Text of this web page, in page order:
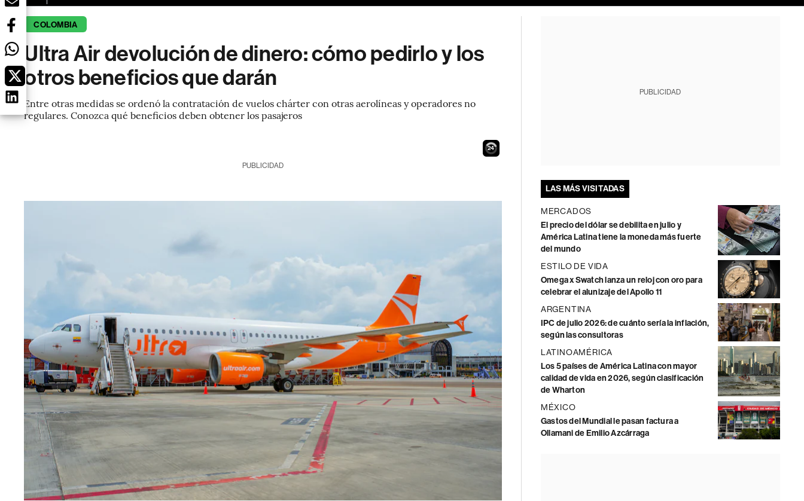
COLOMBIA
Ultra Air devolución de dinero: cómo pedirlo y los
otros beneficios que darán
Entre otras medidas se ordenó la contratación de vuelos chárter con otras aerolíneas y operadores no
regulares. Conozca qué beneficios deben obtener los pasajeros
23
PUBLICIDAD
PUBLICIDAD
LAS MÁS VISITADAS
MERCADOS
El precio del dólar se debilita en julio y
América Latina tiene la moneda más fuerte
del mundo
ESTILO DE VIDA
Omega x Swatch lanza un reloj con oro para
celebrar el alunizaje del Apollo 11
ARGENTINA
IPC de julio 2026: de cuánto sería la inflación,
según las consultoras
LATINOAMÉRICA
Los 5 países de América Latina con mayor
calidad de vida en 2026, según clasificación
de Wharton
MÉXICO
Gastos del Mundial le pasan factura a
Ollamani de Emilio Azcárraga